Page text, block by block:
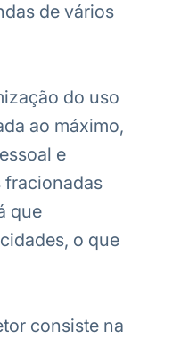
de vários
do uso
ao máximo,
e
fracionadas
que
o que
consiste na